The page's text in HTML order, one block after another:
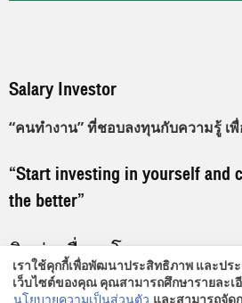
Salary Investor
“คนทำงาน” ที่ชอบลงทุนกับความรู้ เ
“Start investing in yourself and
the better”
ติดต่อเพื่อลงโฆษณา
096-919-9192
เราใช้คุกกี้เพื่อพัฒนาประสิทธิภาพ และป
เว็บไซต์ของคุณ คุณสามารถศึกษารายละเ